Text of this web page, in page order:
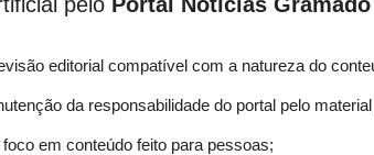
editorial compatível com a natureza do
da responsabilidade do portal pelo
em conteúdo feito para pessoas;